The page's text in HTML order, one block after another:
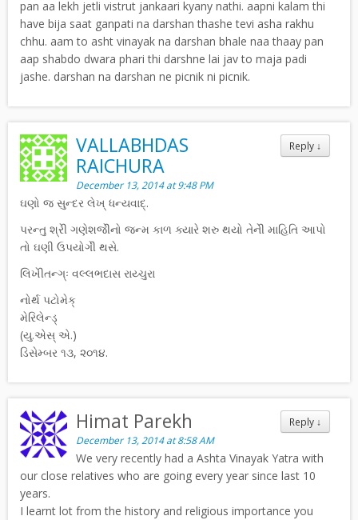
pan aa lekh jetli vistrut jankaari kyany nathi. aapni kalam thi
have bija saat ganpati na darshan thashe tevi asha rakhu
chhu. aam to asht vinayak na darshan bhale naa thaay pan
aap shabdo dwara phari thi darshne lai jav to maja padi
jashe. darshan na darshan ne picnik ni picnik.
Reply ↓
VALLABHDAS
RAICHURA
December 13, 2014 at 9:48 PM
ઘણો જ સુન્દર લેખ્ ધન્યવાદ્.
પરન્તુ શ્રેી ગણેશજેીનો જન્મ કાળ ક્યારે શરુ થયો તેનેી માહિતિ આપો
તો ઘણી ઉપયોગેી થસે.
લિખેીતન્ગ્ઃ વલ્લભદાસ રાય્ચુરા
નોર્થ પટોમેક્
મેરિલેન્ડ્
(યુ.એસ્ એ.)
ડિસેમ્બર ૧૩, ૨૦૧૪.
Reply ↓
Himat Parekh
December 13, 2014 at 8:58 AM
We very recently had a Ashta Vinayak Yatra with
our close relatives who are going every year since last 10
years.
I learnt lot from the history and religious importance you